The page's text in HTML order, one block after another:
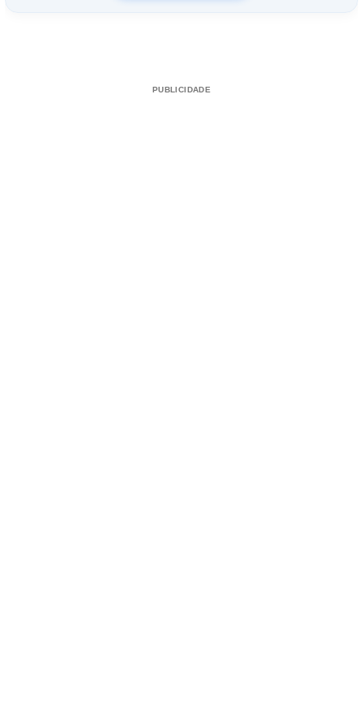
PUBLICIDADE